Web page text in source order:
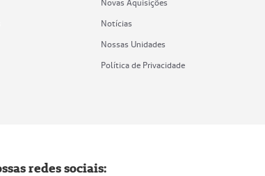
Novas Aquisições
Notícias
Nossas Unidades
Política de Privacidade
redes sociais: